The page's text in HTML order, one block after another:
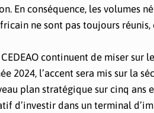
En conséquence, les volumes
ne sont pas toujours
continuent de miser sur
2024, l’accent sera mis sur la
plan stratégique sur cinq
d’investir dans un terminal